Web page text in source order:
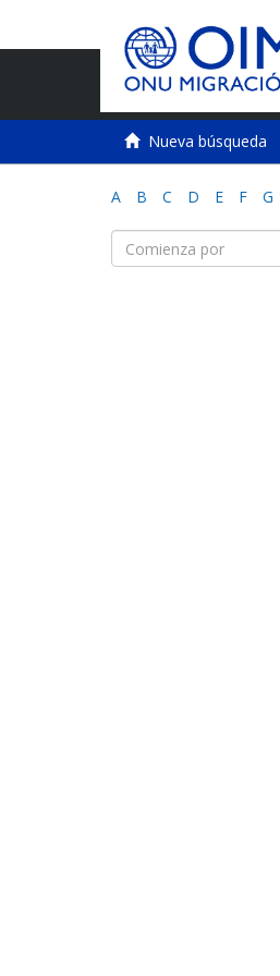
Nueva búsqueda
A B C D E F G